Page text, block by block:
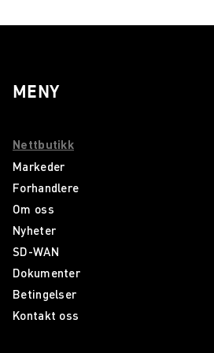
MENY
Nettbutikk
Markeder
Forhandlere
Om oss
Nyheter
SD-WAN
Dokumenter
Betingelser
Kontakt oss